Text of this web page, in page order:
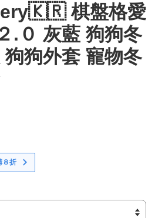
棋盤格愛
.０ 灰藍 狗狗冬
狗外套 寵物冬
８折